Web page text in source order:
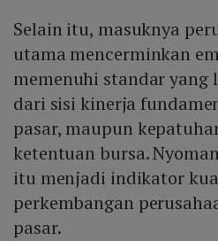
Selain itu, masuknya
utama mencerminkan
memenuhi standar
dari sisi kinerja
pasar, maupun
ketentuan bursa.
itu menjadi indikator
perkembangan
pasar.